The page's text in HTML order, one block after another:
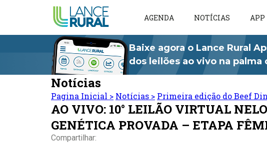
AGENDA NOTÍCIAS APP
Baixe agora o Lance Rural
dos leilões ao vivo na palma
Notícias
Pagina Inicial > Notícias > Primeira edição do Beef
AO VIVO: 10° LEILÃO VIRTUAL
GENÉTICA PROVADA – ETAPA
Compartilhar: